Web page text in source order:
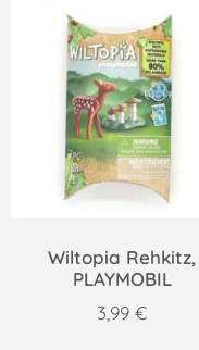
Wiltopia Rehkitz,
PLAYMOBIL
3,99 €